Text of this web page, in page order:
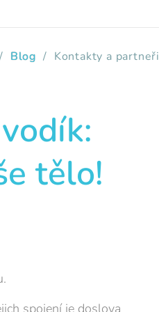
Blog Kontakty a partneři
tělo!
spojení je doslova